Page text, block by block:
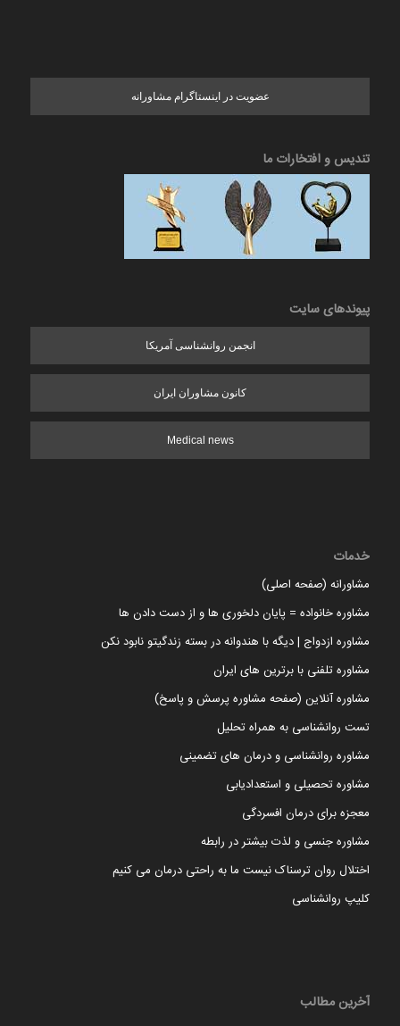
عضویت در اینستاگرام مشاورانه
تندیس و افتخارات ما
پیوندهای سایت
انجمن روانشناسی آمریکا
کانون مشاوران ایران
Medical news
خدمات
مشاورانه (صفحه اصلی)
مشاوره خانواده = پایان دلخوری ها و از دست دادن ها
مشاوره ازدواج | دیگه با هندوانه در بسته زندگیتو نابود نکن
مشاوره تلفنی با برترین های ایران
مشاوره آنلاین (صفحه مشاوره پرسش و پاسخ)
تست روانشناسی به همراه تحلیل
مشاوره روانشناسی و درمان های تضمینی
مشاوره تحصیلی و استعدادیابی
معجزه برای درمان افسردگی
مشاوره جنسی و لذت بیشتر در رابطه
اختلال روان ترسناک نیست ما به راحتی درمان می کنیم
کلیپ روانشناسی
آخرین مطالب